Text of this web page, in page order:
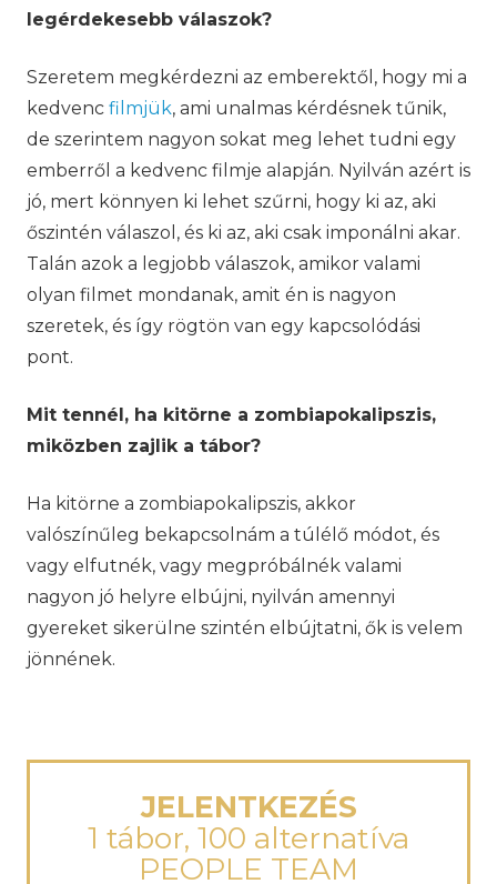
legérdekesebb válaszok?
Szeretem megkérdezni az emberektől, hogy mi a
kedvenc filmjük, ami unalmas kérdésnek tűnik,
de szerintem nagyon sokat meg lehet tudni egy
emberről a kedvenc filmje alapján. Nyilván azért is
jó, mert könnyen ki lehet szűrni, hogy ki az, aki
őszintén válaszol, és ki az, aki csak imponálni akar.
Talán azok a legjobb válaszok, amikor valami
olyan filmet mondanak, amit én is nagyon
szeretek, és így rögtön van egy kapcsolódási
pont.
Mit tennél, ha kitörne a zombiapokalipszis,
miközben zajlik a tábor?
Ha kitörne a zombiapokalipszis, akkor
valószínűleg bekapcsolnám a túlélő módot, és
vagy elfutnék, vagy megpróbálnék valami
nagyon jó helyre elbújni, nyilván amennyi
gyereket sikerülne szintén elbújtatni, ők is velem
jönnének.
JELENTKEZÉS
1 tábor, 100 alternatíva
PEOPLE TEAM